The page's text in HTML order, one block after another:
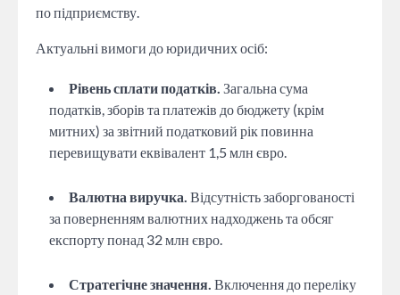
по підприємству.
Актуальні вимоги до юридичних осіб:
Рівень сплати податків. Загальна сума
податків, зборів та платежів до бюджету (крім
митних) за звітний податковий рік повинна
перевищувати еквівалент 1,5 млн євро.
Валютна виручка. Відсутність заборгованості
за поверненням валютних надходжень та обсяг
експорту понад 32 млн євро.
Стратегічне значення. Включення до переліку